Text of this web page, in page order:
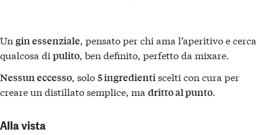
Un gin essenziale, pensato per chi ama l’aperitivo e cerca
qualcosa di pulito, ben definito, perfetto da mixare.
Nessun eccesso, solo5 ingredientiscelti con cura per
creare un distillato semplice, ma dritto al punto.
Alla vista